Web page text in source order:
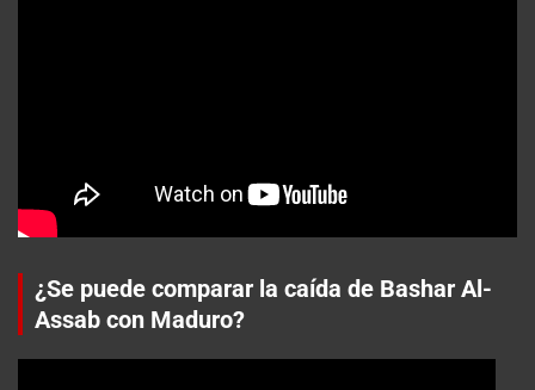
¿Se puede comparar la caída de Bashar Al-
Assab con Maduro?